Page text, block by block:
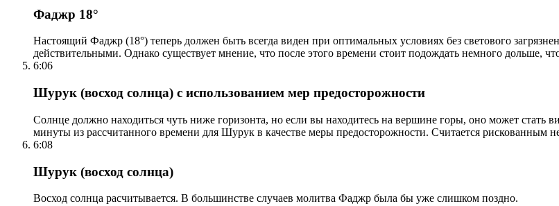
Фаджр 18°
Настоящий Фаджр (18°) теперь должен быть всегда виден при оптимальных условиях без светового
действительными. Однако существует мнение, что после этого времени стоит подождать немного дольше,
6:06
Шурук (восход солнца) с использованием мер предосторожности
Солнце должно находиться чуть ниже горизонта, но если вы находитесь на вершине горы, оно может
минуты из рассчитанного времени для Шурук в качестве меры предосторожности. Считается рискованным
6:08
Шурук (восход солнца)
Восход солнца расчитывается. В большинстве случаев молитва Фаджр была бы уже слишком поздно.